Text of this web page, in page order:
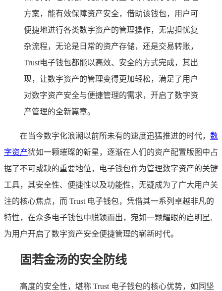
方案，能有效保障资产安全，借助该钱包，用户可
便捷地进行各类数字资产的管理操作，无需担忧复
杂流程，无论是日常的资产存储，还是交易转账，
Trust电子钱包都能以高效、安全的方式完成，其出
现，让数字资产的管理变得更加轻松，满足了用户
对数字资产安全与便捷管理的需求，开启了数字资
产管理的全新篇章。
在当今数字化浪潮以前所未有的速度迅猛推进的时代， 数
字资产犹如一颗璀璨的新星，逐渐在人们的资产配置版图中占
据了不可或缺的重要地位，电子钱包作为管理数字资产的关键
工具，其安全性、便捷性以及功能性，无疑成为了广大用户关
注的核心焦点，而 Trust 电子钱包，凭借其一系列卓越非凡的
特性，在众多电子钱包中脱颖而出，宛如一颗耀眼的启明星,
为用户开启了数字资产安全便捷管理的崭新时代。
固若金汤的安全防线
高度的安全性，堪称 Trust 电子钱包的核心优势，如同坚